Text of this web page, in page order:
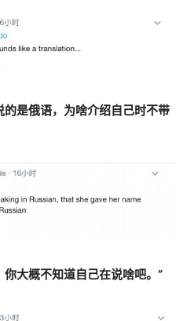
是俄语，为啥介绍自己时不带
大概不知道自己在说啥吧。”